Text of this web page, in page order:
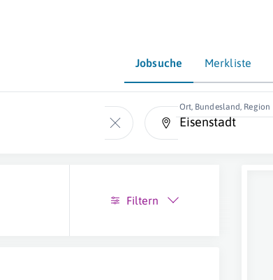
Jobsuche Merkliste
Ort, Bundesland, Region
Filtern